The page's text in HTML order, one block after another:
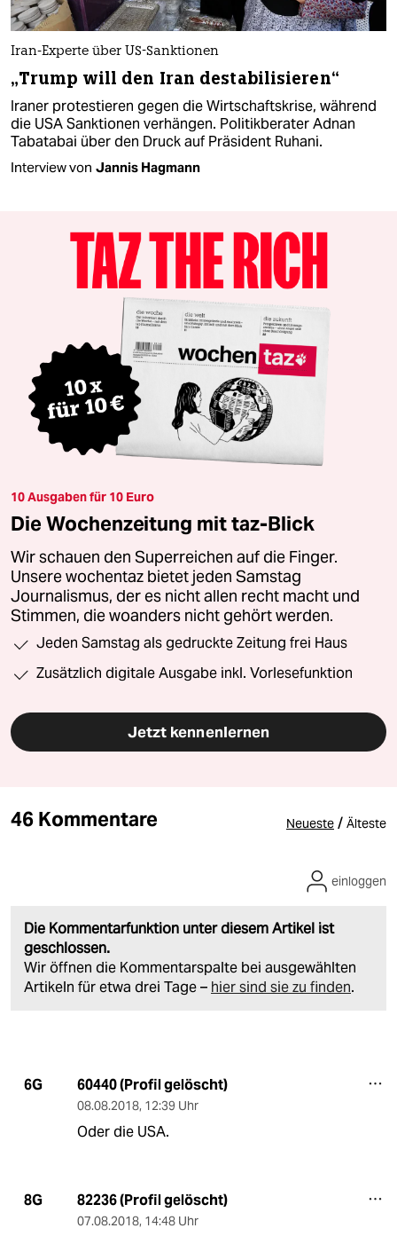
Iran-Experte über US-Sanktionen
„Trump will den Iran destabilisieren“
Iraner protestieren gegen die Wirtschaftskrise, während
die USA Sanktionen verhängen. Politikberater Adnan
Tabatabai über den Druck auf Präsident Ruhani.
Interview von Jannis Hagmann
10 Ausgaben für 10 Euro
Die Wochenzeitung mit taz-Blick
Wir schauen den Superreichen auf die Finger.
Unsere wochentaz bietet jeden Samstag
Journalismus, der es nicht allen recht macht und
Stimmen, die woanders nicht gehört werden.
Jeden Samstag als gedruckte Zeitung frei Haus
Zusätzlich digitale Ausgabe inkl. Vorlesefunktion
Jetzt kennenlernen
46 Kommentare Neueste / Älteste
Die Kommentarfunktion unter diesem Artikel ist
geschlossen.
Wir öffnen die Kommentarspalte bei ausgewählten
Artikeln für etwa drei Tage – hier sind sie zu finden.
einloggen
6G 60440 (Profil gelöscht)
08.08.2018, 12:39 Uhr
Oder die USA.
8G 82236 (Profil gelöscht)
07.08.2018, 14:48 Uhr